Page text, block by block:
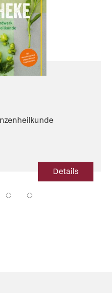
Details